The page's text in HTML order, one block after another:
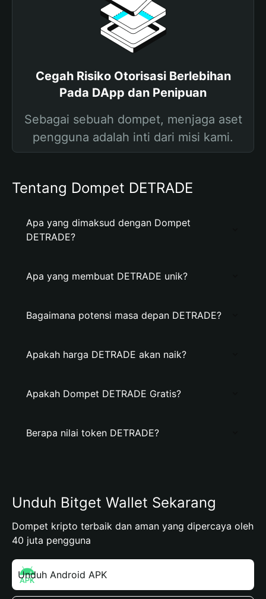
Cegah Risiko Otorisasi Berlebihan
Pada DApp dan Penipuan
Sebagai sebuah dompet, menjaga aset
pengguna adalah inti dari misi kami.
Tentang Dompet DETRADE
Apa yang dimaksud dengan Dompet
DETRADE?
Apa yang membuat DETRADE unik?
Bagaimana potensi masa depan DETRADE?
Apakah harga DETRADE akan naik?
Apakah Dompet DETRADE Gratis?
Berapa nilai token DETRADE?
Unduh Bitget Wallet Sekarang
Dompet kripto terbaik dan aman yang dipercaya oleh
40 juta pengguna
Unduh Android APK